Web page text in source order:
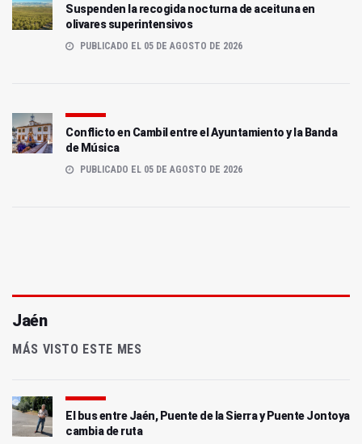
Suspenden la recogida nocturna de aceituna en
olivares superintensivos
PUBLICADO EL 05 DE AGOSTO DE 2026
Conflicto en Cambil entre el Ayuntamiento y la Banda
de Música
PUBLICADO EL 05 DE AGOSTO DE 2026
Jaén
MÁS VISTO ESTE MES
El bus entre Jaén, Puente de la Sierra y Puente Jontoya
cambia de ruta